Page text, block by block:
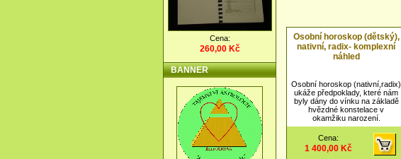
Cena:
260,00 Kč
BANNER
Osobní horoskop (dětský),
nativní, radix- komplexní
náhled
Osobní horoskop (nativní,radix)
ukáže předpoklady, které nám
byly dány do vínku na základě
hvězdné konstelace v
okamžiku narození.
Cena:
1 400,00 Kč